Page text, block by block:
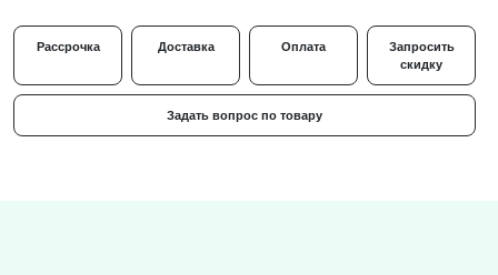
Рассрочка Доставка Оплата
Запросить
скидку
Задать вопрос по товару